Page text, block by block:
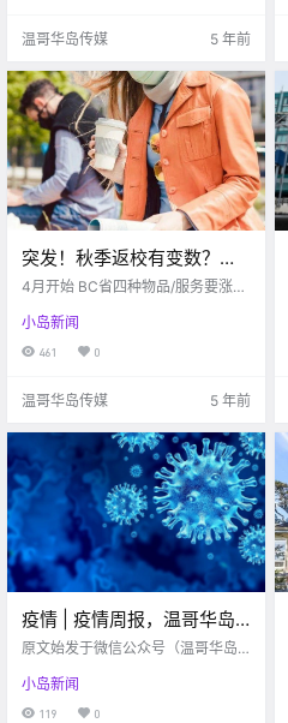
温哥华岛传媒 5 年前
突发！秋季返校有变数？居
然有大学推迟到2023年？！
4月开始 BC省四种物品/服务要涨价
从今天开始 BC省政府对四种物品/
服务实行了增税 这个增税计划原本
小岛新闻
461 0
温哥华岛传媒 5 年前
疫情 | 疫情周报，温哥华岛
2.1-2.6感染疫情情况总览！
原文始发于微信公众号（温哥华岛
每日仍有数百例新增案例。不过，
从Island Health的曲线图来看，疫
小岛新闻
119 0